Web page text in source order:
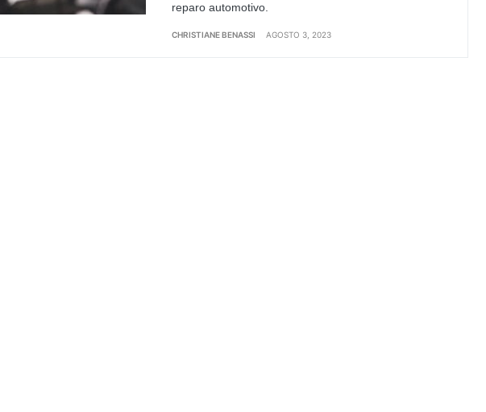
reparo automotivo.
CHRISTIANE BENASSI AGOSTO 3, 2023